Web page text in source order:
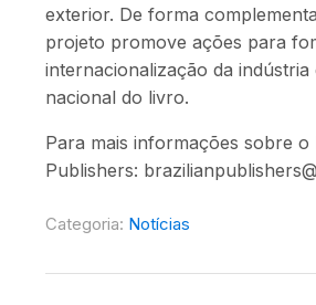
exterior. De forma
projeto promove ações para
internacionalização da indústria
nacional do livro.
Para mais informações sobre o
Publishers:
Categoria: Notícias